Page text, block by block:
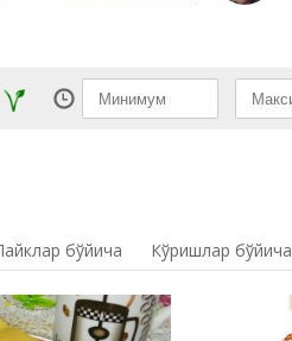
бўйича Кўришлар бўйича